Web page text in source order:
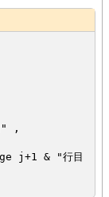
,
"行目